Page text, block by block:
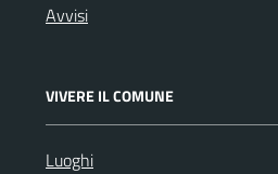
Avvisi
VIVERE IL COMUNE
Luoghi